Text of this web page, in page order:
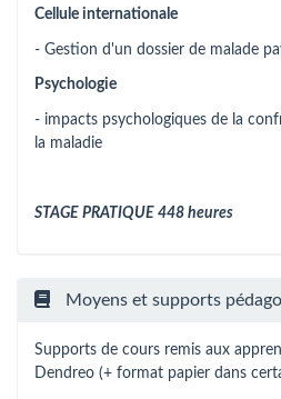
Cellule internationale
- Gestion d'un dossier de malade
Psychologie
- impacts psychologiques de la
la maladie
STAGE PRATIQUE 448 heures
Moyens et supports
Supports de cours remis aux
Dendreo (+ format papier dans